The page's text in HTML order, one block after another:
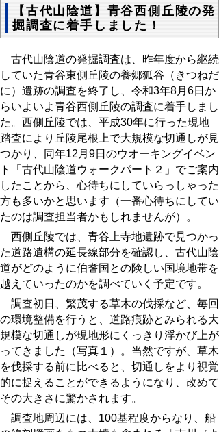
【古代山陰道】青谷西側丘陵の発
掘調査に着手しました！
古代山陰道の発掘調査は、昨年度から継続
していた青谷東側丘陵の養郷狐谷（きつねだ
に）遺跡の調査を終了し、令和3年8月6日か
らいよいよ青谷西側丘陵の調査に着手しまし
た。西側丘陵では、平成30年に行った現地
踏査により丘陵尾根上で大規模な切通しが見
つかり、同年12月9日のウオーキングイベン
ト「古代山陰道ウォークパート２ 」でご案内
したことから、心待ちにしていらっしゃった
方も多いかと思います（一番心待ちにしてい
たのは調査担当者かもしれませんが）。
西側丘陵では、青谷上寺地遺跡で見つかっ
た道路遺構の延長線部分を確認し、古代山陰
道がどのように伯耆国との険しい国境地帯を
越えていったのかを調べていく予定です。
調査初日、繁茂する草木の伐採など、毎回
の環境整備を行うと、道路痕跡とみられる大
規模な切通しが現地形にくっきり浮かび上が
ってきました（写真１）。当然ですが、草木
を伐採する前に比べると、切通しをより視覚
的に捉えることができるようになり、改めて
その大きさに驚かされます。
調査地周辺には、100基程度からなり、船